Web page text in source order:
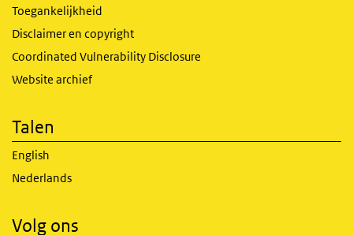
Toegankelijkheid
Disclaimer en copyright
Coordinated Vulnerability Disclosure
Website archief
Talen
English
Nederlands
Volg ons